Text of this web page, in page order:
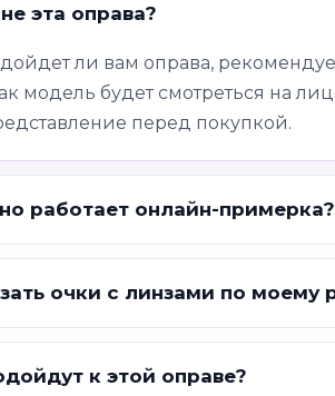
эта оправа?
ли вам оправа,
модель будет смотреться на
перед покупкой.
работает онлайн-примерка?
очки с линзами по моему
к этой оправе?